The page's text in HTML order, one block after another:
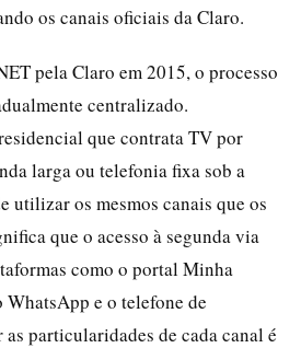
os canais oficiais da Claro.
pela Claro em 2015, o processo
centralizado.
que contrata TV por
larga ou telefonia fixa sob a
utilizar os mesmos canais que os
que o acesso à segunda via
como o portal Minha
e o telefone de
particularidades de cada canal é